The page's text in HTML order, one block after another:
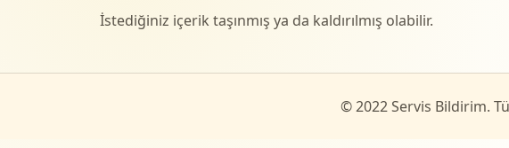
İstediğiniz içerik taşınmış ya da kaldırılmış olabilir.
© 2022 Servis Bildirim.